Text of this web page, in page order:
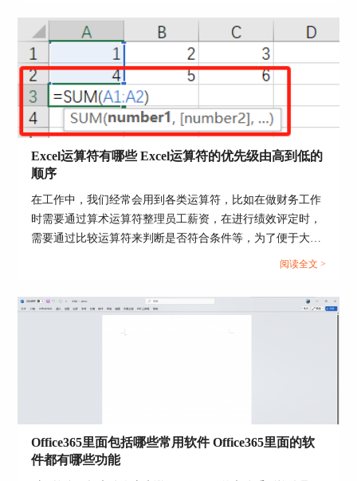
5.联机视频
第三种方法是导入“联机”视频，如图6所示，在上
方的网络地址框中，输入视频的网址，就能插入在
线视频了。
图6：联机视频
的视频文件有“avi、wmv、mpeg、mp4、mov、
asf”等格式。不过我们在导入视频文件到ppt中时，
最好使用“mpeg或mp4”格式的，这样不容易出错。
Excel运算符有哪些 Excel运算符的优先级由高到低的
顺序
在工作中，我们经常会用到各类运算符，比如在做财务工作
时需要通过算术运算符整理员工薪资，在进行绩效评定时，
需要通过比较运算符来判断是否符合条件等，为了便于大家
理解，接下来我们将为大家介绍一下Excel运算符有哪些，
阅读全文 >
Office365里面包括哪些常用软件 Office365里面的软
件都有哪些功能